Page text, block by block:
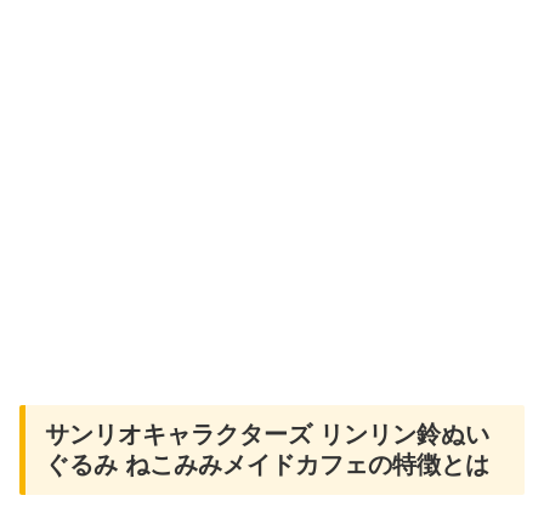
サンリオキャラクターズ リンリン鈴ぬい
ぐるみ ねこみみメイドカフェの特徴とは